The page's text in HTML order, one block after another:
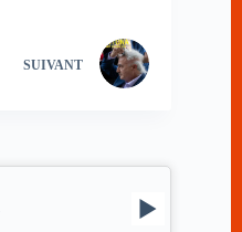
SUIVANT